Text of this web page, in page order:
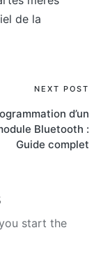
de la
NEXT POST
d’un
Bluetooth :
Guide complet
start the